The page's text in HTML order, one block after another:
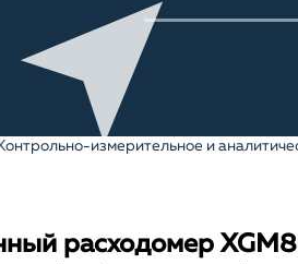
измерительное и
расходомер